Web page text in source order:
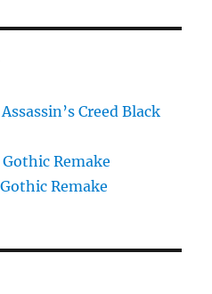
Creed Black
Remake
Remake